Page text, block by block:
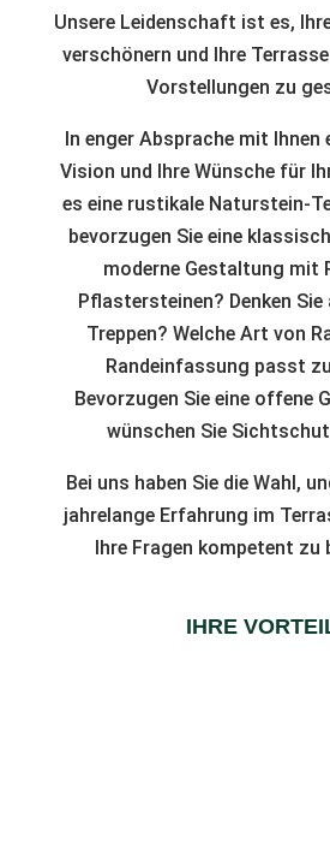
Unsere Leidenschaft ist es,
verschönern und Ihre
Vorstellungen zu
In enger Absprache mit Ihnen
Vision und Ihre Wünsche für
es eine rustikale Naturstein-
bevorzugen Sie eine
moderne Gestaltung mit
Pflastersteinen? Denken
Treppen? Welche Art von
Randeinfassung passt
Bevorzugen Sie eine offene
wünschen Sie
Bei uns haben Sie die Wahl,
jahrelange Erfahrung im
Ihre Fragen kompetent
IHRE